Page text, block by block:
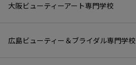
大阪ビューティーアート専門学校
広島ビューティー＆ブライダル専門学校